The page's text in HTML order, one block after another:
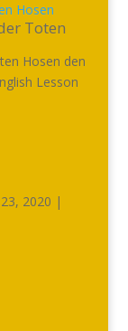
Hosen
Toten
Hosen den
Lesson
2020 |